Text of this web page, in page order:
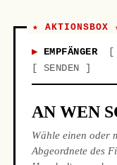
★ AKTIONSBOX
EMPFÄNGER
SENDEN
AN WEN
Wähle einen oder
Abgeordnete des